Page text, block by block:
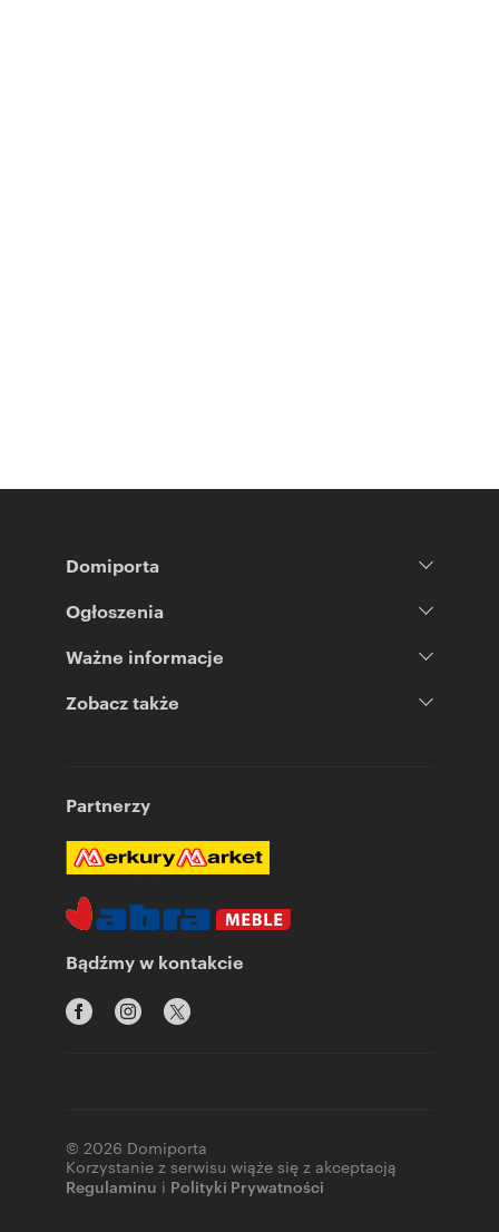
Domiporta
Ogłoszenia
Ważne informacje
Zobacz także
Partnerzy
Bądźmy w kontakcie
© 2026 Domiporta
Korzystanie z serwisu wiąże się z akceptacją
Regulaminu i Polityki Prywatności